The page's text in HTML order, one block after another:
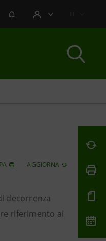
NOTIFICHEAREA UTENTE
AGGIORNA
decorrenza
riferimento ai